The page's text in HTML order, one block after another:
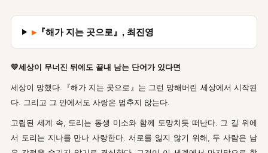
▸『해가 지는 곳으로』, 최진영
💛세상이 무너진 뒤에도 끝내 남는 단어가 있다면
세상이 망했다.『해가 지는 곳으로』는 그런 망해버린 세상에서 시작된
다. 그리고 그 안에서도 사랑은 멈추지 않는다.
고립된 세계 속, 도리는 동생 미소와 함께 도망치듯 떠난다. 그 길 위에
서 도리는 지나를 만나 사랑한다. 서로를 잃지 않기 위해, 두 사람은 남